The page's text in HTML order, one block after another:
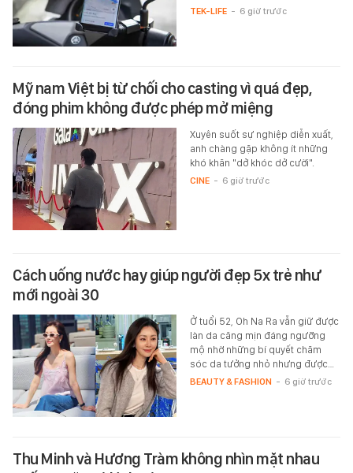
TEK-LIFE - 6 giờ trước
Mỹ nam Việt bị từ chối cho casting vì quá đẹp,
đóng phim không được phép mở miệng
Xuyên suốt sự nghiệp diễn xuất,
anh chàng gặp không ít những
khó khăn "dở khóc dở cười".
CINE - 6 giờ trước
Cách uống nước hay giúp người đẹp 5x trẻ như
mới ngoài 30
Ở tuổi 52, Oh Na Ra vẫn giữ được
làn da căng mịn đáng ngưỡng
mộ nhờ những bí quyết chăm
sóc da tưởng nhỏ nhưng được…
BEAUTY & FASHION - 6 giờ trước
Thu Minh và Hương Tràm không nhìn mặt nhau